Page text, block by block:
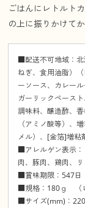
ごはんにレトルト
の上に振りかけて
■配送不可地域：
ねぎ、食用油脂）
ーソース、カレー
ガーリックペース
調味料、醸造酢、
（アミノ酸等）、
メル）、[金箔]増粘
■アレルゲン表示
肉、豚肉、鶏肉、
■賞味期限：547日
■規格：180ｇ （
■サイズ(mm)：